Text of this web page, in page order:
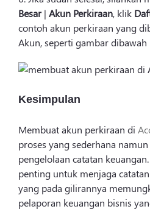
Besar| Akun Perkiraan, klik
contoh akun perkiraan yang
Akun, seperti gambar dibawah
Kesimpulan
Membuat akun perkiraan di
proses yang sederhana
pengelolaan catatan
penting untuk menjaga
yang pada gilirannya
pelaporan keuangan bisnis